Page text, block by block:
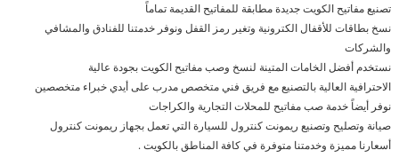
تصنيع مفاتيح الكويت جديدة مطابقة للمفاتيح القديمة تماماً
نسخ بطاقات للأقفال الكترونية وتغير رمز القفل ونوفر خدمتنا للفنادق والمشافي
والشركات
نستخدم أفضل الخامات المتينة لنسخ وصب مفاتيح الكويت بجودة عالية
الاحترافية العالية بالتصنيع مع فريق فني متخصص مدرب على أيدي خبراء متخصصين
نوفر أيضاً خدمة صب مفاتيح للمحلات التجارية والكراجات
صيانة وتصليح وتصنيع ريمونت كنترول للسيارة التي تعمل بجهاز ريمونت كنترول
أسعارنا مميزة وخدمتنا متوفرة في كافة المناطق بالكويت .